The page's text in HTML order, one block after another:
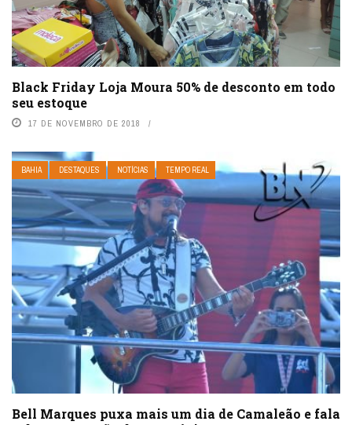
Black Friday Loja Moura 50% de desconto em todo
seu estoque
17 DE NOVEMBRO DE 2018
BAHIA DESTAQUES NOTÍCIAS TEMPO REAL
Bell Marques puxa mais um dia de Camaleão e fala